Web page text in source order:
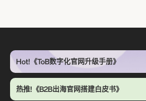
Hot!《ToB数字化官网升级手册》
热推!《B2B出海官网搭建白皮书》